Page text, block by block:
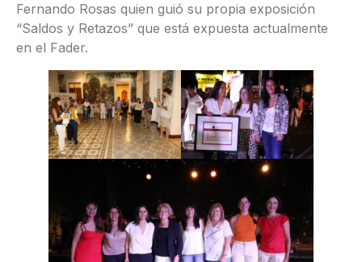
Fernando Rosas quien guió su propia exposición
“Saldos y Retazos” que está expuesta actualmente
en el Fader.